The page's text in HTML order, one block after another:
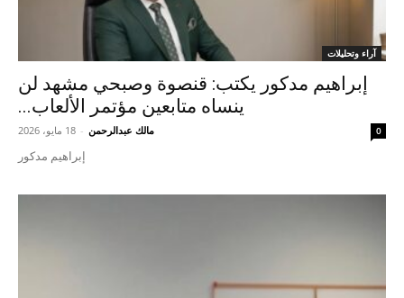
آراء وتحليلات
إبراهيم مدكور يكتب: قنصوة وصبحي مشهد لن
ينساه متابعين مؤتمر الألعاب...
مالك عبدالرحمن - 18 مايو، 2026 0
إبراهيم مدكور